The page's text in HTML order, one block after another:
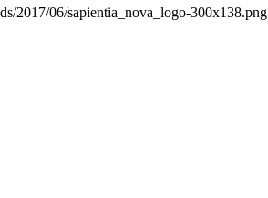
2017/06/sapientia_nova_logo-300x138.png